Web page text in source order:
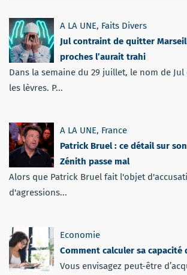
A LA UNE, Faits Divers
Jul contraint de quitter
proches l’aurait trahi
Dans la semaine du 29 juillet, le nom de
les lèvres. P...
A LA UNE, France
Patrick Bruel : ce détail sur
Zénith passe mal
Alors que Patrick Bruel fait l'objet
d'agressions...
Economie
Comment calculer sa capacité
Vous envisagez peut-être